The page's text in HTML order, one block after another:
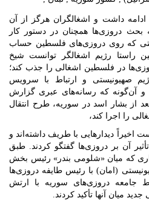
ادامه داشت و اشغالگران هرگز از آن
بحث دروزی‌ها همچنان در دستور کار
که روی دروزی‌های فلسطین حساب
راستا رژیم اشغالگر توانست شیخ
در فلسطین اشغالی را جذب کند؛
صهیونیستی و ارتباط با سرویس
که رسانه‌های عبری گزارش
از بشار اسد در سوریه، طرح انتقال
را اجرا کند،
اخیراً دیدارهایی با طریف داشته‌اند و
آن بر دروزی‌ها گفتگو کردند. طبق
که میان «شلومی بندر» رئیس بخش
(امان) با رئیس طایفه دروزی‌ها
جامعه دروزی‌های سوریه با ارتش
میان آنها تأکید کردند.